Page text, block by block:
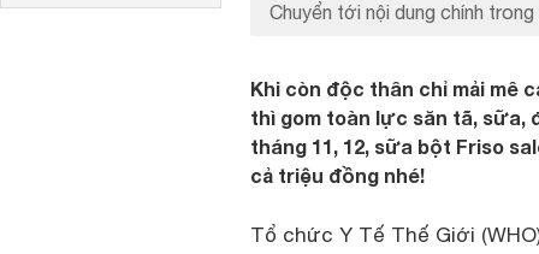
Chuyển tới nội dung chính trong
Khi còn độc thân chỉ mải mê
thì gom toàn lực săn tã, sữa,
tháng 11, 12, sữa bột Friso
cả triệu đồng nhé!
Tổ chức Y Tế Thế Giới